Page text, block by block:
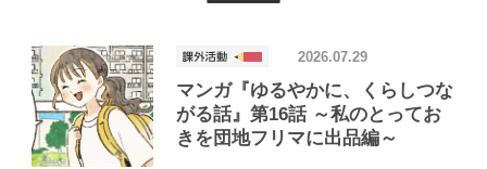
マンガ『ゆるやかに、くらしつな
がる話』第16話 ～私のとってお
きを団地フリマに出品編～
2026.07.29